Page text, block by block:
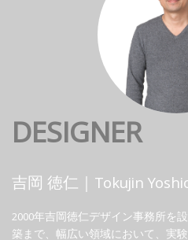
DESIGNER
吉岡 徳仁｜Tokujin
2000年吉岡徳仁デザイン事務所を
築まで、幅広い領域において、実